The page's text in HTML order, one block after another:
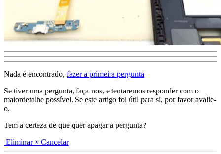
Nada é encontrado, fazer a primeira pergunta
Se tiver uma pergunta, faça-nos, e tentaremos responder com o
maiordetalhe possível. Se este artigo foi útil para si, por favor avalie-
o.
Tem a certeza de que quer apagar a pergunta?
Eliminar × Cancelar